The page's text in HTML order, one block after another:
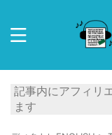
記事内にアフィリ
ます